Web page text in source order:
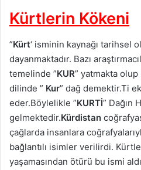
Kürtlerin Kökeni
”Kürt‘ isminin kaynağı tarihsel
dayanmaktadır. Bazı
temelinde ”KUR” yatmakta
dilinde ” Kur” dağ demektir.Ti
eder.Böylelikle ”KURTİ” Dağın
gelmektedir.Kürdistan
çağlarda insanlara
bağlantılı isimler verilirdi.
yaşamasından ötürü bu ismi